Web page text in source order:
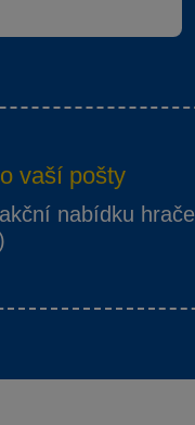
vaší pošty
nabídku